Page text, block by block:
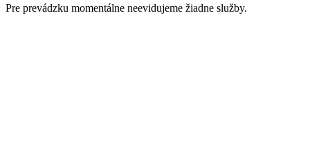
Pre prevádzku momentálne neevidujeme žiadne služby.